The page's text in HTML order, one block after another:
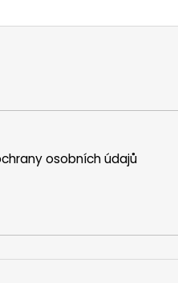
osobních údajů